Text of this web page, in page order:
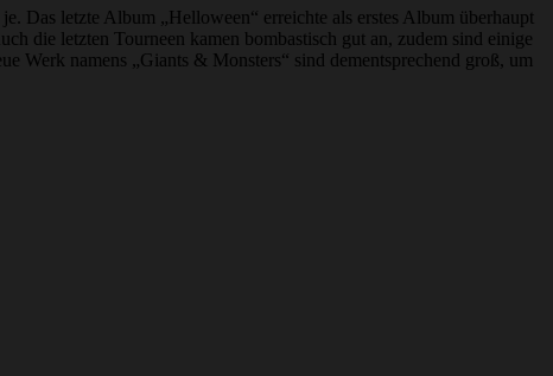
Das letzte Album „Helloween“ erreichte als erstes Album überhaupt
die letzten Tourneen kamen bombastisch gut an, zudem sind einige
Werk namens „Giants & Monsters“ sind dementsprechend groß, um